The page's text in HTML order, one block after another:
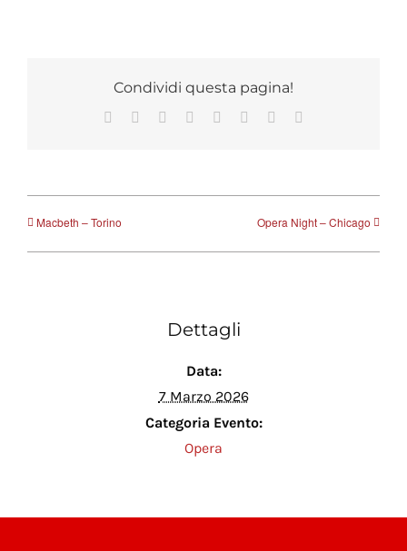
Condividi questa pagina!
Facebook Reddit LinkedIn
TumblrPinterest
Macbeth – Torino Opera Night – Chicago
Dettagli
Data:
7 Marzo 2026
Categoria Evento:
Opera